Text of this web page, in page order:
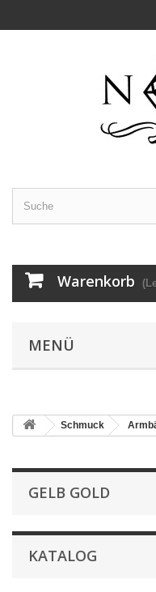
Warenkorb
MENÜ
Schmuck
GELB GOLD
KATALOG